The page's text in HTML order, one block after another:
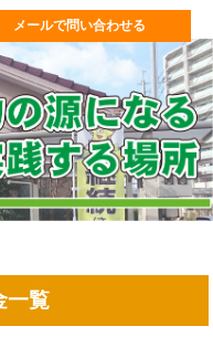
メールで問い合わせる
一覧